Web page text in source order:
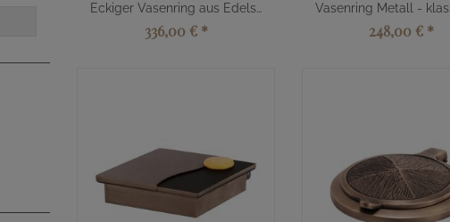
Eckiger Vasenring aus Edelstahl
336,00 € * 248,00 € *